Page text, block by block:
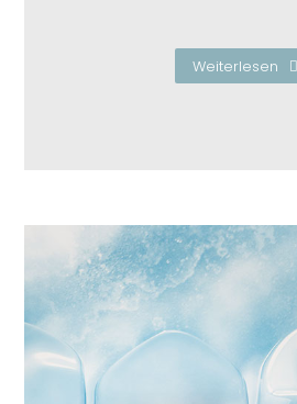
Weiterlesen